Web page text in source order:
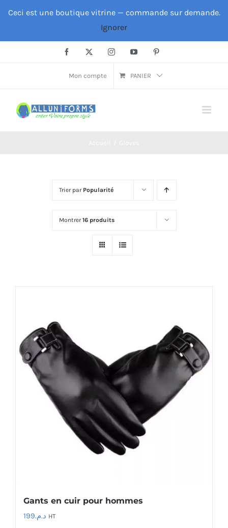
Ceci est une boutique vitrine — commande sur demande.
Ignorer
Facebook InstagramYouTube
Mon compte PANIER
Trier par Popularité
Montrer16 produits
Gants en cuir pour hommes
د.م.199 HT